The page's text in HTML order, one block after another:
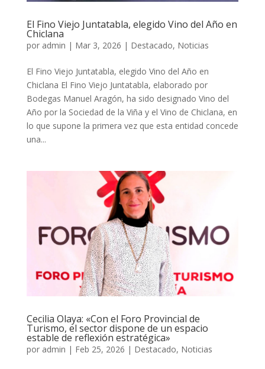
El Fino Viejo Juntatabla, elegido Vino del Año en
Chiclana
por admin | Mar 3, 2026 | Destacado, Noticias
El Fino Viejo Juntatabla, elegido Vino del Año en
Chiclana El Fino Viejo Juntatabla, elaborado por
Bodegas Manuel Aragón, ha sido designado Vino del
Año por la Sociedad de la Viña y el Vino de Chiclana, en
lo que supone la primera vez que esta entidad concede
una...
Cecilia Olaya: «Con el Foro Provincial de
Turismo, el sector dispone de un espacio
estable de reflexión estratégica»
por admin | Feb 25, 2026 | Destacado, Noticias